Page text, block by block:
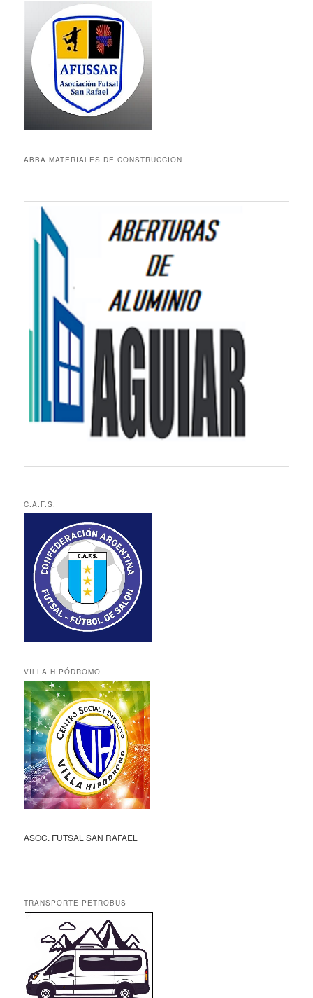
ABBA MATERIALES DE CONSTRUCCION
C.A.F.S.
VILLA HIPÓDROMO
ASOC. FUTSAL SAN RAFAEL
TRANSPORTE PETROBUS